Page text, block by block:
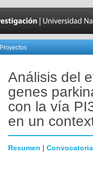
Proyectos
Análisis del
genes
con la vía
en un
Resumen | Convocatoria